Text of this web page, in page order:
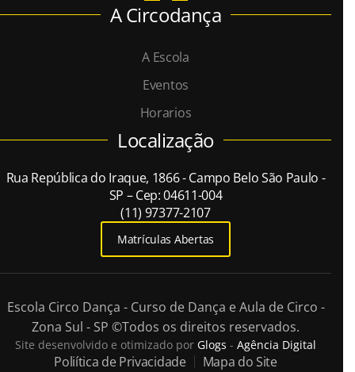
A Circodança
A Escola
Eventos
Horarios
Localização
Rua República do Iraque, 1866 - Campo Belo São Paulo -
SP – Cep: 04611-004
(11) 97377-2107
Matrículas Abertas
Escola Circo Dança - Curso de Dança e Aula de Circo -
Zona Sul - SP ©Todos os direitos reservados.
Site desenvolvido e otimizado por Glogs - Agência Digital
Poliítica de Privacidade Mapa do Site